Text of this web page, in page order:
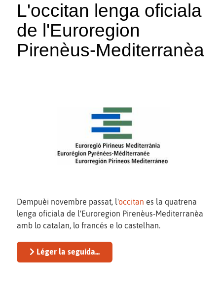
L'occitan lenga oficiala
de l'Euroregion
Pirenèus-Mediterranèa
Dempuèi novembre passat, l'occitan es la quatrena
lenga oficiala de l'Euroregion Pirenèus-Mediterranèa
amb lo catalan, lo francés e lo castelhan.
Léger la seguida...